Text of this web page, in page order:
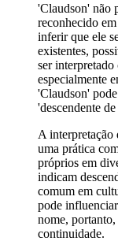
'Claudson' não
reconhecido
inferir que ele
existentes,
ser
especialmente
'Claudson'
'descendente
A
uma prática
próprios em
indicam
comum em
pode
nome,
continuidade.